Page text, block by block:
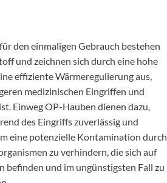
den einmaligen Gebrauch bestehen
und zeichnen sich durch eine hohe
effiziente Wärmeregulierung aus,
medizinischen Eingriffen und
Einweg OP-Hauben dienen dazu,
des Eingriffs zuverlässig und
eine potenzielle Kontamination durch
zu verhindern, die sich auf
befinden und im ungünstigsten Fall zu